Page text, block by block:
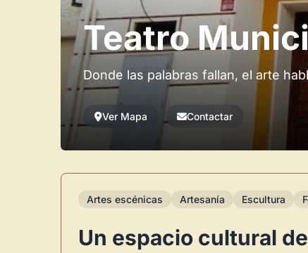
Teatro
Donde las palabras fallan, el arte
Ver Mapa Contactar
Artes escénicas Artesanía Escultura
Un espacio cultural